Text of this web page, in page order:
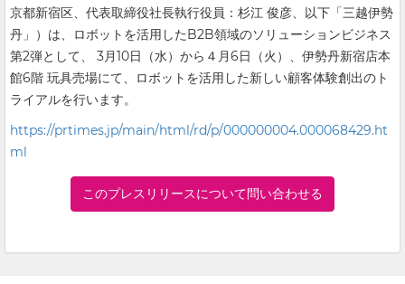
京都新宿区、代表取締役社長執行役員：杉江 俊彦、以下「三越伊勢
丹」）は、ロボットを活用したB2B領域のソリューションビジネス
第2弾として、 3月10日（水）から４月6日（火）、伊勢丹新宿店本
館6階 玩具売場にて、ロボットを活用した新しい顧客体験創出のト
ライアルを行います。
https://prtimes.jp/main/html/rd/p/000000004.000068429.ht
ml
このプレスリリースについて問い合わせる